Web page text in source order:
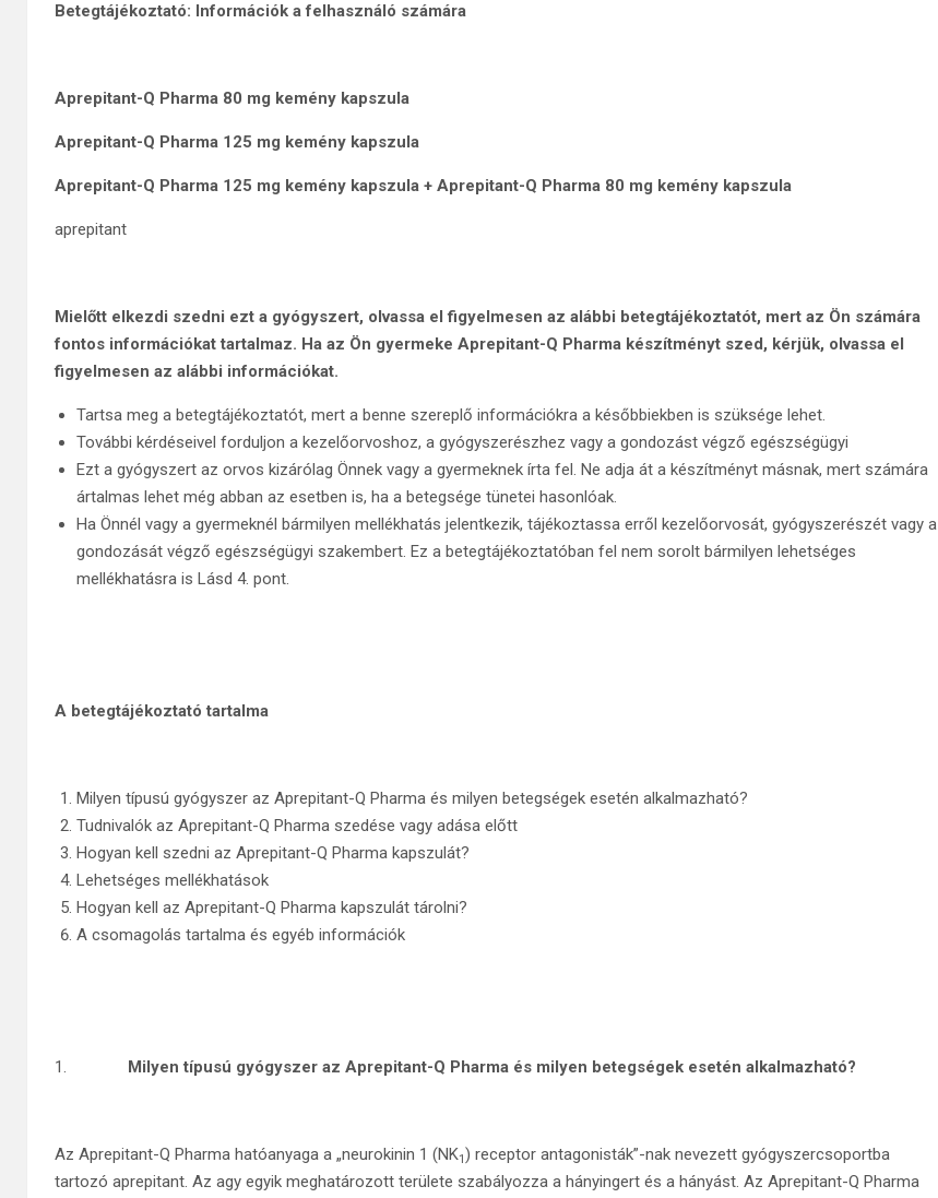
Betegtájékoztató: Információk a felhasználó számára
Aprepitant-Q Pharma 80 mg kemény kapszula
Aprepitant-Q Pharma 125 mg kemény kapszula
Aprepitant-Q Pharma 125 mg kemény kapszula + Aprepitant-Q Pharma 80 mg kemény kapszula
aprepitant
Mielőtt elkezdi szedni ezt a gyógyszert, olvassa el figyelmesen az alábbi betegtájékoztatót, mert az Ön számára
fontos információkat tartalmaz. Ha az Ön gyermeke Aprepitant-Q Pharma készítményt szed, kérjük, olvassa el
figyelmesen az alábbi információkat.
Tartsa meg a betegtájékoztatót, mert a benne szereplő információkra a későbbiekben is szüksége lehet.
További kérdéseivel forduljon a kezelőorvoshoz, a gyógyszerészhez vagy a gondozást végző egészségügyi
Ezt a gyógyszert az orvos kizárólag Önnek vagy a gyermeknek írta fel. Ne adja át a készítményt másnak, mert számára
ártalmas lehet még abban az esetben is, ha a betegsége tünetei hasonlóak.
Ha Önnél vagy a gyermeknél bármilyen mellékhatás jelentkezik, tájékoztassa erről kezelőorvosát, gyógyszerészét vagy a
gondozását végző egészségügyi szakembert. Ez a betegtájékoztatóban fel nem sorolt bármilyen lehetséges
mellékhatásra is Lásd 4. pont.
A betegtájékoztató tartalma
Milyen típusú gyógyszer az Aprepitant-Q Pharma és milyen betegségek esetén alkalmazható?
Tudnivalók az Aprepitant-Q Pharma szedése vagy adása előtt
Hogyan kell szedni az Aprepitant-Q Pharma kapszulát?
Lehetséges mellékhatások
Hogyan kell az Aprepitant-Q Pharma kapszulát tárolni?
A csomagolás tartalma és egyéb információk
1. Milyen típusú gyógyszer az Aprepitant-Q Pharma és milyen betegségek esetén alkalmazható?
Az Aprepitant-Q Pharma hatóanyaga a „neurokinin 1 (NK1) receptor antagonisták”-nak nevezett gyógyszercsoportba
tartozó aprepitant. Az agy egyik meghatározott területe szabályozza a hányingert és a hányást. Az Aprepitant-Q Pharma